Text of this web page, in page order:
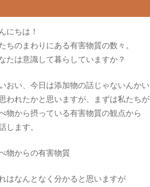
にちは！
ちのまわりにある有害物質の数々。
たは意識して暮らしていますか？
おい、今日は添加物の話じゃないんかい
われたかと思いますが、まずは私たちが
物から摂っている有害物質の観点から
します。
物からの有害物質
はなんとなく分かると思いますが